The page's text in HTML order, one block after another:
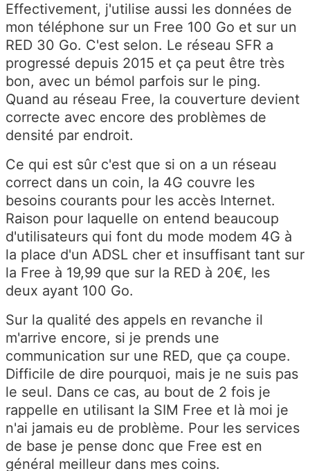
Effectivement, j'utilise aussi les données de
mon téléphone sur un Free 100 Go et sur un
RED 30 Go. C'est selon. Le réseau SFR a
progressé depuis 2015 et ça peut être très
bon, avec un bémol parfois sur le ping.
Quand au réseau Free, la couverture devient
correcte avec encore des problèmes de
densité par endroit.
Ce qui est sûr c'est que si on a un réseau
correct dans un coin, la 4G couvre les
besoins courants pour les accès Internet.
Raison pour laquelle on entend beaucoup
d'utilisateurs qui font du mode modem 4G à
la place d'un ADSL cher et insuffisant tant sur
la Free à 19,99 que sur la RED à 20€, les
deux ayant 100 Go.
Sur la qualité des appels en revanche il
m'arrive encore, si je prends une
communication sur une RED, que ça coupe.
Difficile de dire pourquoi, mais je ne suis pas
le seul. Dans ce cas, au bout de 2 fois je
rappelle en utilisant la SIM Free et là moi je
n'ai jamais eu de problème. Pour les services
de base je pense donc que Free est en
général meilleur dans mes coins.